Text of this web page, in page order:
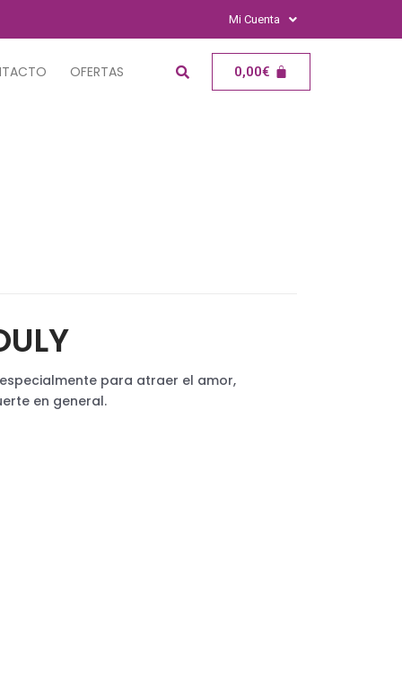
Mi Cuenta
OFERTAS 0,00€
para atraer el amor,
en general.